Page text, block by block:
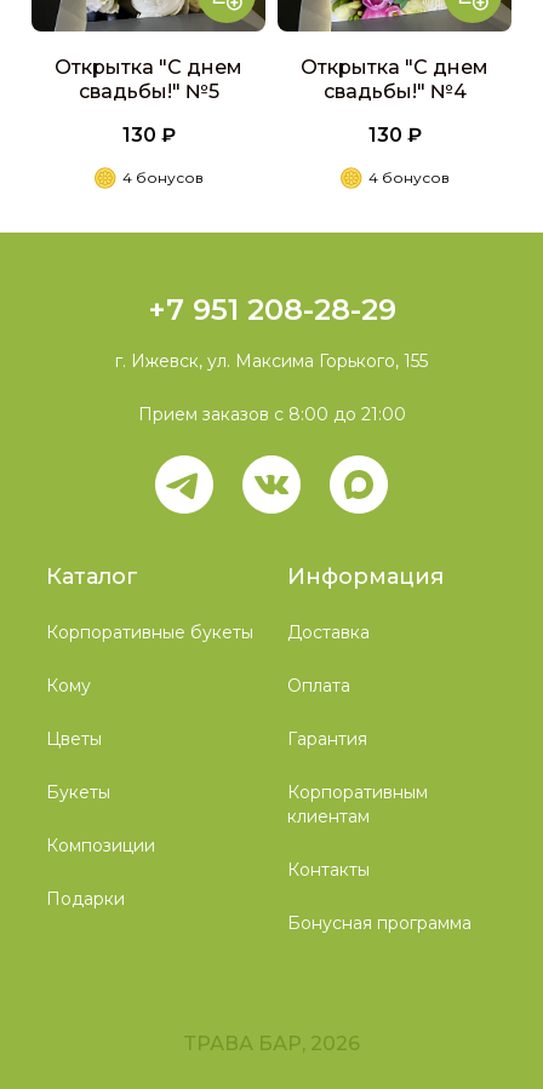
Открытка "С днем
свадьбы!" №5
130 ₽
4 бонусов
Открытка "С днем
свадьбы!" №4
130 ₽
4 бонусов
Каталог
Корпоративные букеты
Кому
Цветы
Букеты
Композиции
Подарки
Информация
Доставка
Оплата
Гарантия
Корпоративным
клиентам
Контакты
Бонусная программа
+7 951 208-28-29
г. Ижевск, ул. Максима Горького, 155
Прием заказов с 8:00 до 21:00
ТРАВА БАР, 2026